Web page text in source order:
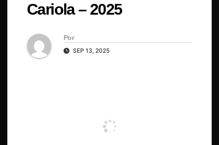
Cariola – 2025
Por
SEP 13, 2025